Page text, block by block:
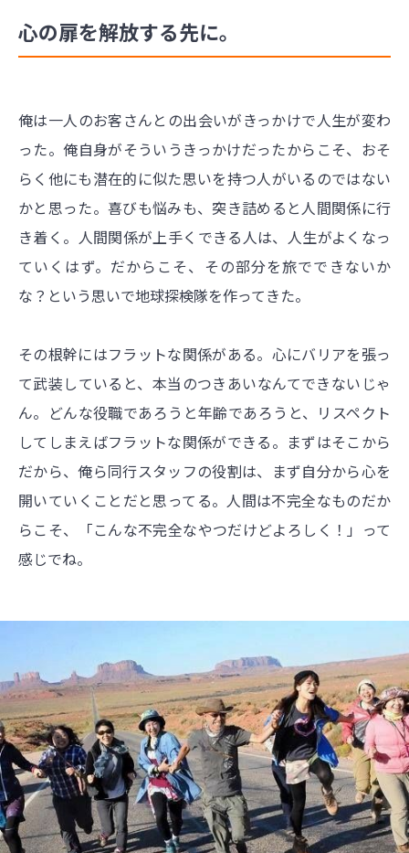
心の扉を解放する先に。
俺は一人のお客さんとの出会いがきっかけで人生が変わ
った。俺自身がそういうきっかけだったからこそ、おそ
らく他にも潜在的に似た思いを持つ人がいるのではない
かと思った。喜びも悩みも、突き詰めると人間関係に行
き着く。人間関係が上手くできる人は、人生がよくなっ
ていくはず。だからこそ、その部分を旅でできないか
な？という思いで地球探検隊を作ってきた。
その根幹にはフラットな関係がある。心にバリアを張っ
て武装していると、本当のつきあいなんてできないじゃ
ん。どんな役職であろうと年齢であろうと、リスペクト
してしまえばフラットな関係ができる。まずはそこから
だから、俺ら同行スタッフの役割は、まず自分から心を
開いていくことだと思ってる。人間は不完全なものだか
らこそ、「こんな不完全なやつだけどよろしく！」って
感じでね。